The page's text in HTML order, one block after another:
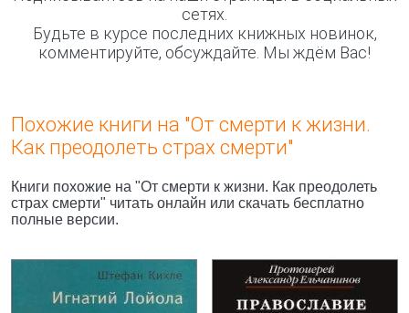
сетях.
Будьте в курсе последних книжных новинок,
комментируйте, обсуждайте. Мы ждём Вас!
Похожие книги на "От смерти к жизни.
Как преодолеть страх смерти"
Книги похожие на "От смерти к жизни. Как преодолеть
страх смерти" читать онлайн или скачать бесплатно
полные версии.